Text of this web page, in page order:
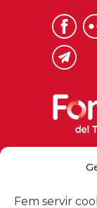
Fem servir